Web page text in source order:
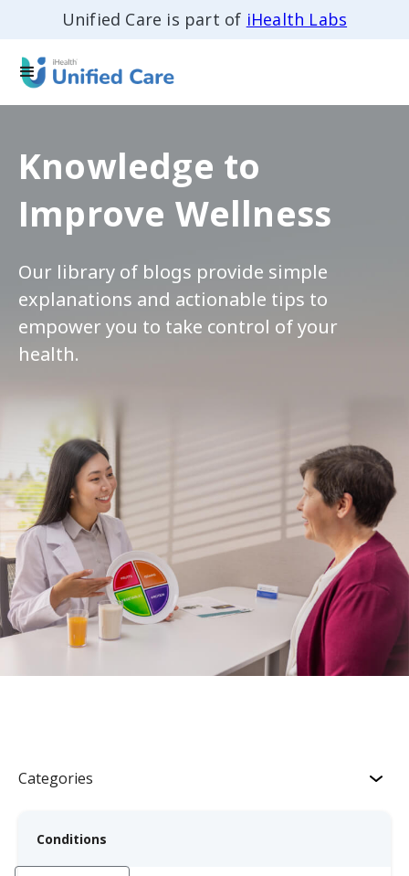
Unified Care is part of iHealth Labs
Knowledge to
Improve Wellness
Our library of blogs provide simple
explanations and actionable tips to
empower you to take control of your
health.
Categories
Conditions